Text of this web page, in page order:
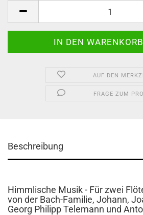
AUF DEN
FRAGE ZUM
Beschreibung
Himmlische Musik - Für zwei
von der Bach-Familie, Johann,
Georg Philipp Telemann und